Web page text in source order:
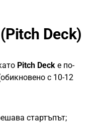
Deck)
Pitch Deck е по-
с 10-12
стартъпът;